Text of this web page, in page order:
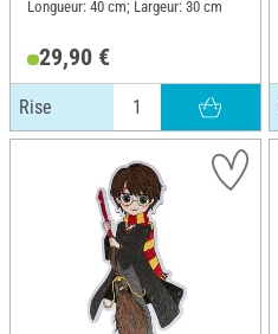
Rise
Longueur: 40 cm; Largeur: 30 cm
29,90 €
Rise